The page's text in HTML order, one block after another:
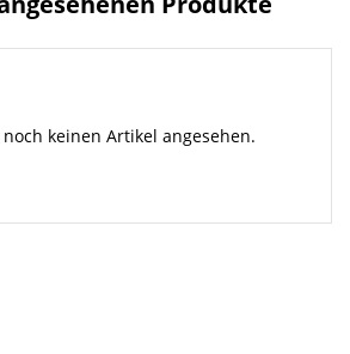
keinen Artikel angesehen.